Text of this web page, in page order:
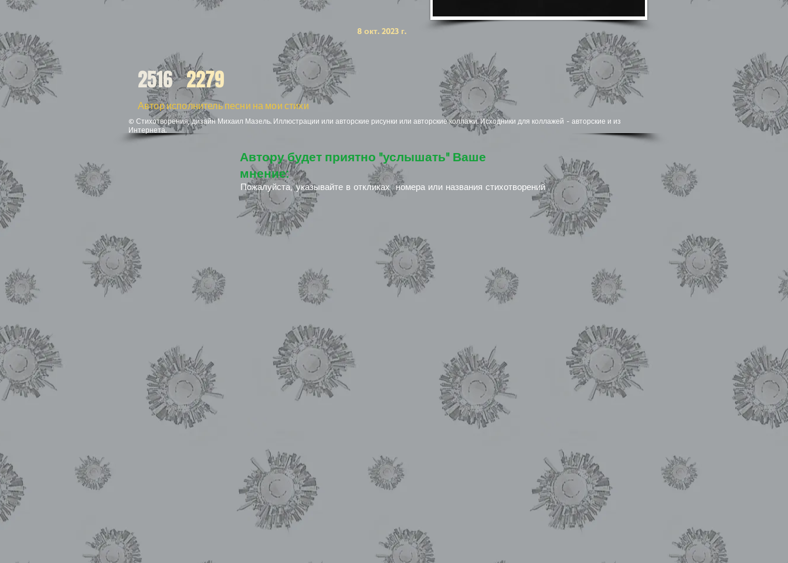
8 окт. 2023 г.
2516 2279
Автор исполнитель песни на мои стихи
© Стихотворения, дизайн Михаил Мазель. Иллюстрации или авторские рисунки или авторские коллажи. Исходники для коллажей - авторские и из
Интернета.
Автору будет приятно "услышать" Ваше
мнение:
Пожалуйста, указывайте в откликах номера или названия стихотворений